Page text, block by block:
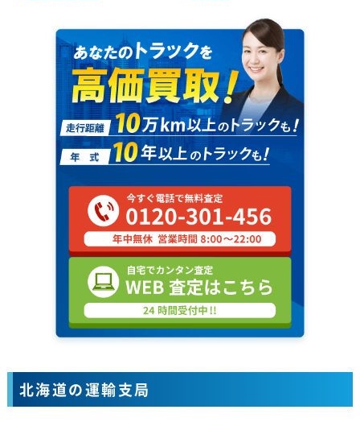
北海道の運輸支局